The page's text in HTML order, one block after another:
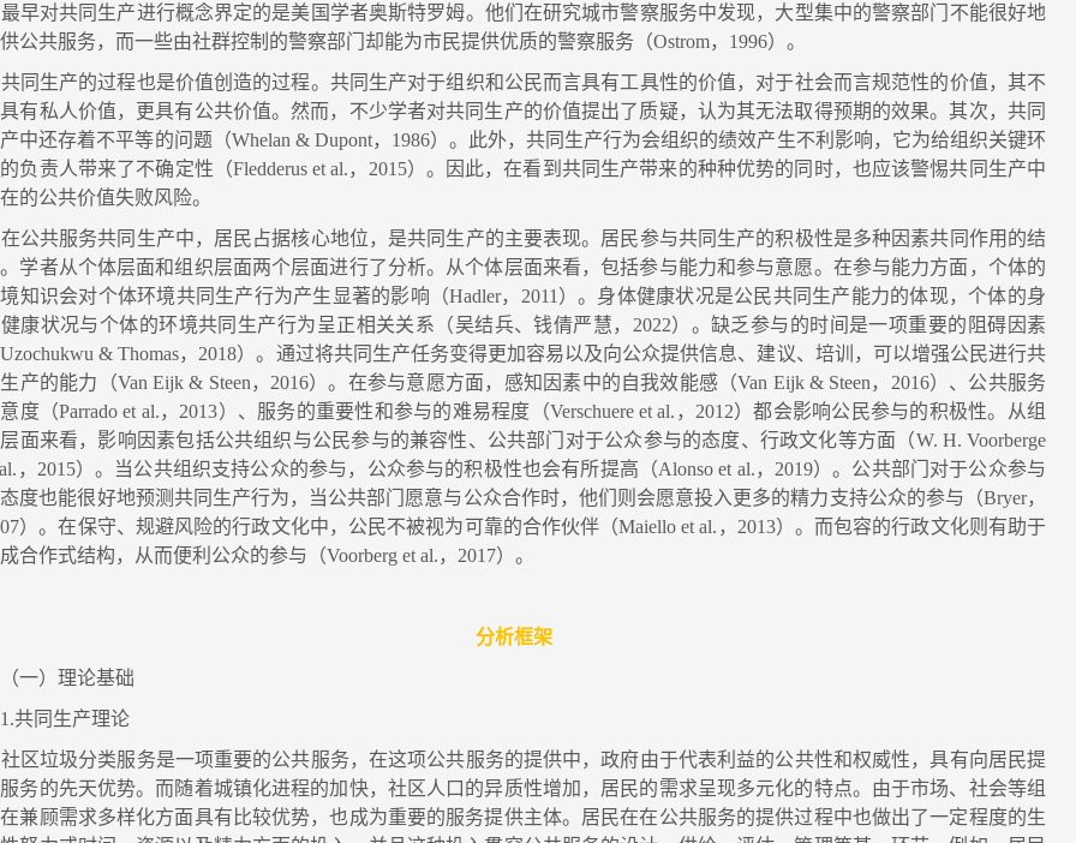
对共同生产进行概念界定的是美国学者奥斯特罗姆。他们在研究城市警察服务中发现，大型集中的警察部门不能很好地
公共服务，而一些由社群控制的警察部门却能为市民提供优质的警察服务（Ostrom，1996）。
生产的过程也是价值创造的过程。共同生产对于组织和公民而言具有工具性的价值，对于社会而言规范性的价值，其不
有私人价值，更具有公共价值。然而，不少学者对共同生产的价值提出了质疑，认为其无法取得预期的效果。其次，共同
中还存着不平等的问题（Whelan & Dupont，1986）。此外，共同生产行为会组织的绩效产生不利影响，它为给组织关键环
负责人带来了不确定性（Fledderus et al.，2015）。因此，在看到共同生产带来的种种优势的同时，也应该警惕共同生产中
的公共价值失败风险。
共服务共同生产中，居民占据核心地位，是共同生产的主要表现。居民参与共同生产的积极性是多种因素共同作用的结
学者从个体层面和组织层面两个层面进行了分析。从个体层面来看，包括参与能力和参与意愿。在参与能力方面，个体的
知识会对个体环境共同生产行为产生显著的影响（Hadler，2011）。身体健康状况是公民共同生产能力的体现，个体的身
康状况与个体的环境共同生产行为呈正相关关系（吴结兵、钱倩严慧，2022）。缺乏参与的时间是一项重要的阻碍因素
& Thomas，2018）。通过将共同生产任务变得更加容易以及向公众提供信息、建议、培训，可以增强公民进行共
产的能力（Van Eijk & Steen，2016）。在参与意愿方面，感知因素中的自我效能感（Van Eijk & Steen，2016）、公共服务
度（Parrado et al.，2013）、服务的重要性和参与的难易程度（Verschuere et al.，2012）都会影响公民参与的积极性。从组
面来看，影响因素包括公共组织与公民参与的兼容性、公共部门对于公众参与的态度、行政文化等方面（W. H. Voorberge
，2015）。当公共组织支持公众的参与，公众参与的积极性也会有所提高（Alonso et al.，2019）。公共部门对于公众参与
度也能很好地预测共同生产行为，当公共部门愿意与公众合作时，他们则会愿意投入更多的精力支持公众的参与（Bryer，
）。在保守、规避风险的行政文化中，公民不被视为可靠的合作伙伴（Maiello et al.，2013）。而包容的行政文化则有助于
合作式结构，从而便利公众的参与（Voorberg et al.，2017）。
分析框架
）理论基础
同生产理论
垃圾分类服务是一项重要的公共服务，在这项公共服务的提供中，政府由于代表利益的公共性和权威性，具有向居民提
务的先天优势。而随着城镇化进程的加快，社区人口的异质性增加，居民的需求呈现多元化的特点。由于市场、社会等组
兼顾需求多样化方面具有比较优势，也成为重要的服务提供主体。居民在在公共服务的提供过程中也做出了一定程度的生